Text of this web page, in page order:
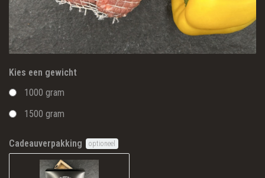
Kies een gewicht
1000 gram
1500 gram
Cadeauverpakking optioneel